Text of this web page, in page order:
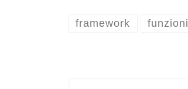
framework funzioni